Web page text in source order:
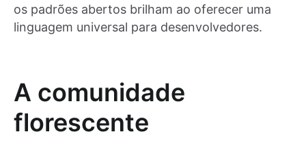
os padrões abertos brilham ao oferecer uma
linguagem universal para desenvolvedores.
A comunidade
florescente